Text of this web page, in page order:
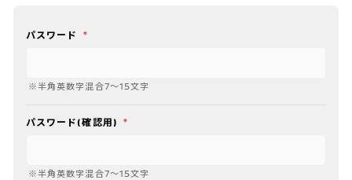
パスワード *
※半角英数字混合7～15文字
パスワード(確認用) *
※半角英数字混合7～15文字